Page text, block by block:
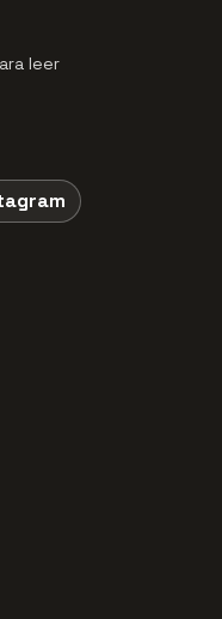
leer